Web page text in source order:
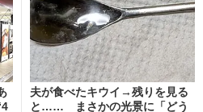
夫が食べたキウイ→残りを見る
と…… まさかの光景に「どう